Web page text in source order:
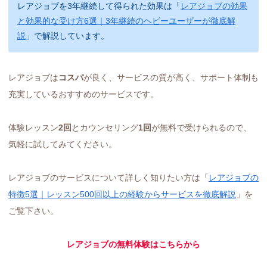
レアジョブを3年継続して得られた効果は「 レアジョブの効果
と効果的な受け方6選｜3年継続のヘビーユーザーが徹底解
説 」で解説しています。
レアジョブはコスパが良く、サービスの質が高く、サポート体制も
充実しているおすすめのサービスです。
体験レッスン2回 とカウンセリング1回が無料で受けられるので、
気軽に試してみてください。
レアジョブのサービスについて詳しく知りたい方は「 レアジョブの
特徴5選｜レッスン500回以上の経験からサービスを徹底解説 」を
ご覧下さい。
レアジョブの無料体験はこちらから